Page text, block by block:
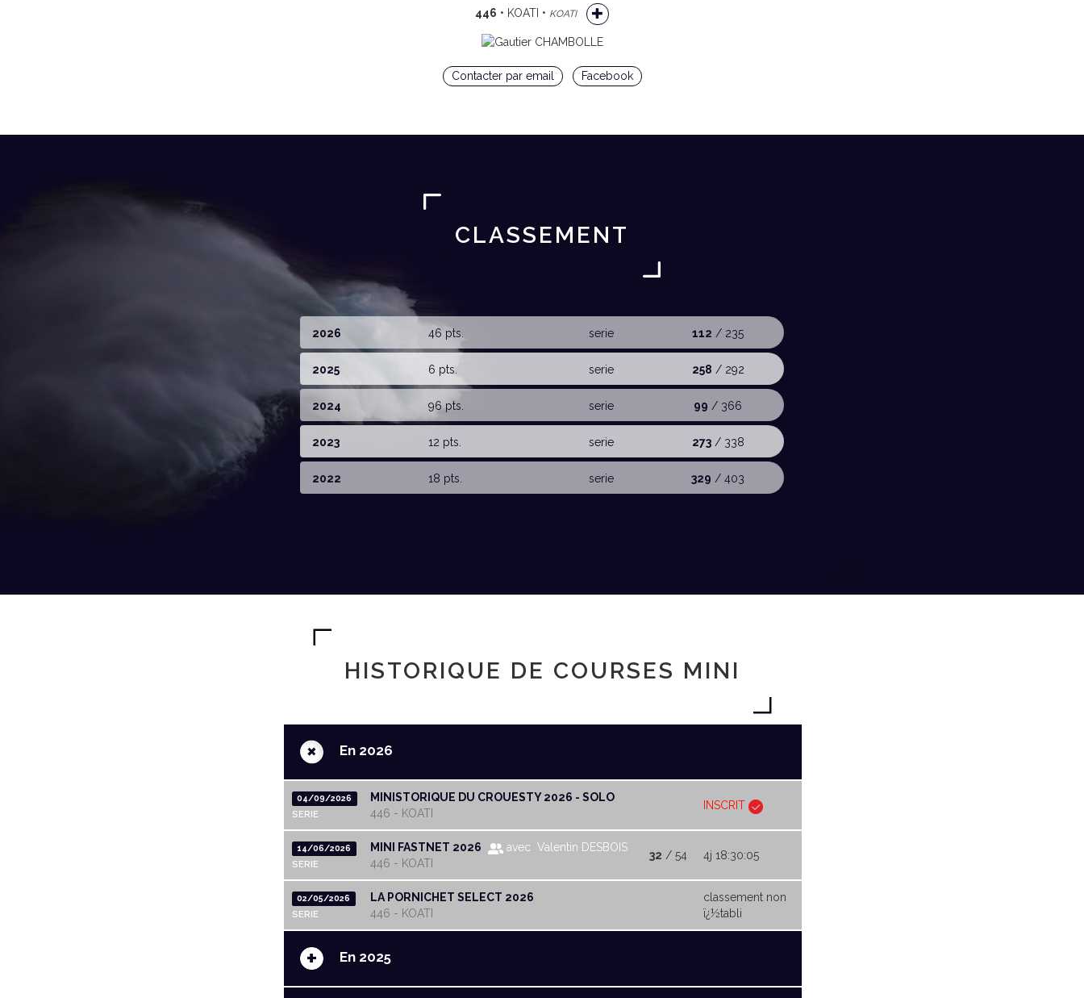
446 • KOATI • KOATI
Contacter par email Facebook
CLASSEMENT
2026 46 pts. serie 112 / 235
2025 6 pts. serie 258 / 292
2024 96 pts. serie 99 / 366
2023 12 pts. serie 273/ 338
2022 18 pts. serie 329 / 403
HISTORIQUE DE COURSES MINI
+ En 2026
04/09/2026
SERIE
MINISTORIQUE DU CROUESTY 2026 - SOLO
446 - KOATI
INSCRIT
14/06/2026
SERIE
MINI FASTNET 2026
avec Valentin DESBOIS
446 - KOATI
32 / 54 4j 18:30:05
02/05/2026
SERIE
LA PORNICHET SELECT 2026
446 - KOATI
classement non
ï¿½tabli
+ En 2025